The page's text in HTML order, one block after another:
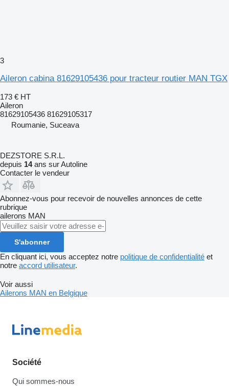
3
Aileron cabina 81629105436 pour tracteur routier MAN TGX
173 € HT
Aileron
81629105436 81629105317
Roumanie, Suceava
DEZSTORE S.R.L.
depuis 14ans sur Autoline
Contacter le vendeur
Abonnez-vous pour recevoir de nouvelles annonces de cette
rubrique
ailerons MAN
S'abonner
En cliquant ici, vous acceptez notre politique de confidentialité et
notre accord utilisateur.
Voir aussi
Ailerons MAN en Belgique
Société
Qui sommes-nous